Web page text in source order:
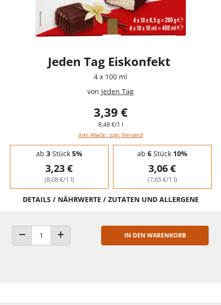
Jeden Tag Eiskonfekt
4 x 100 ml
von Jeden Tag
3,39 €
8,48 €/1 l
inkl. MwSt., zzgl. Versand
Staffelpreise - Mengenrabatt
ab 3Stück 5%
3,23 €
(8,08 €/1 l)
ab 6Stück 10%
3,06 €
(7,65 €/1 l)
DETAILS / NÄHRWERTE / ZUTATEN UND ALLERGENE
ANZAHL VERRINGERNANZAHL ERHÖHEN
IN DEN WARENKORB